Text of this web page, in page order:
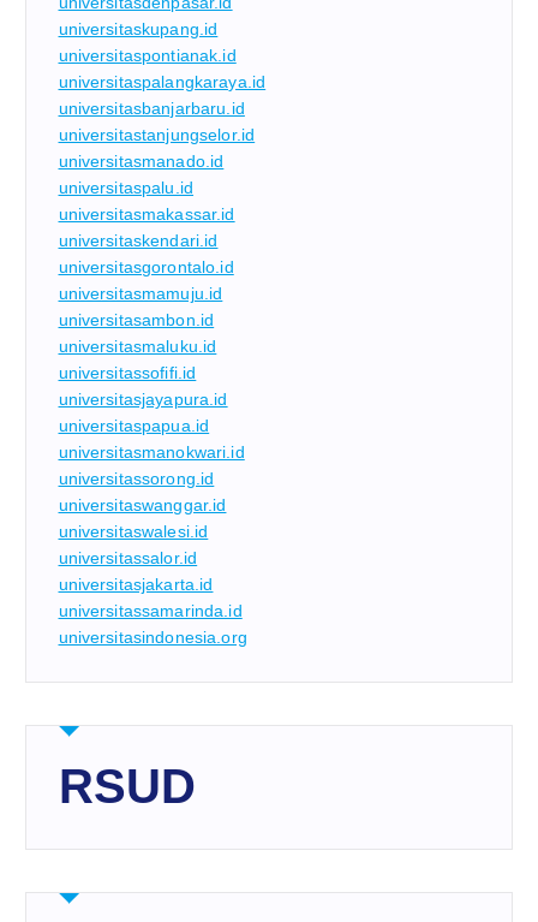
universitaskupang.id
universitaspontianak.id
universitaspalangkaraya.id
universitasbanjarbaru.id
universitastanjungselor.id
universitasmanado.id
universitaspalu.id
universitasmakassar.id
universitaskendari.id
universitasgorontalo.id
universitasmamuju.id
universitasambon.id
universitasmaluku.id
universitassofifi.id
universitasjayapura.id
universitaspapua.id
universitasmanokwari.id
universitassorong.id
universitaswanggar.id
universitaswalesi.id
universitassalor.id
universitasjakarta.id
universitassamarinda.id
universitasindonesia.org
RSUD